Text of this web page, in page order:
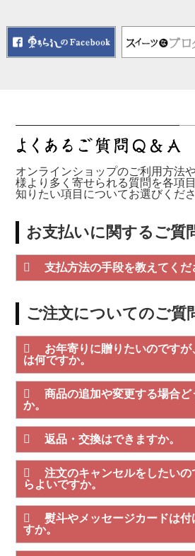
オンラインショップのご利用方法
様より多く寄せられる質問を各項
知りたい項目についてお選びくださ
お支払いに関するご質
支払方法の手段を教えてくだ
ご注文についてのご質
お年寄りに贈りたいのです
は何ですか。
商品の追加や変更する場合
か。
返品・交換はできますか。
注文のキャンセルをしたい
らよいですか。
熨斗やメッセージカードは付
すか。